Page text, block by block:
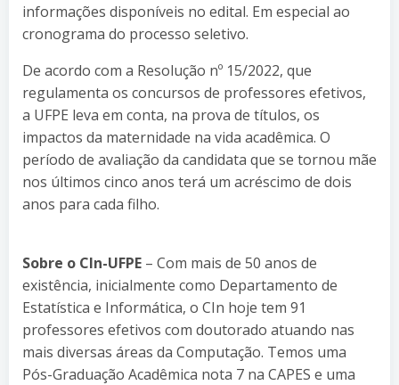
informações disponíveis no edital. Em especial ao
cronograma do processo seletivo.
De acordo com a Resolução nº 15/2022, que
regulamenta os concursos de professores efetivos,
a UFPE leva em conta, na prova de títulos, os
impactos da maternidade na vida acadêmica. O
período de avaliação da candidata que se tornou mãe
nos últimos cinco anos terá um acréscimo de dois
anos para cada filho.
Sobre o CIn-UFPE – Com mais de 50 anos de
existência, inicialmente como Departamento de
Estatística e Informática, o CIn hoje tem 91
professores efetivos com doutorado atuando nas
mais diversas áreas da Computação. Temos uma
Pós-Graduação Acadêmica nota 7 na CAPES e uma